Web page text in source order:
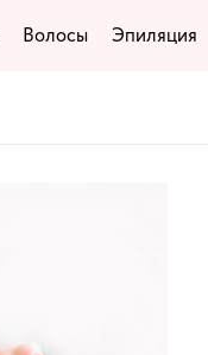
Волосы Эпиляция